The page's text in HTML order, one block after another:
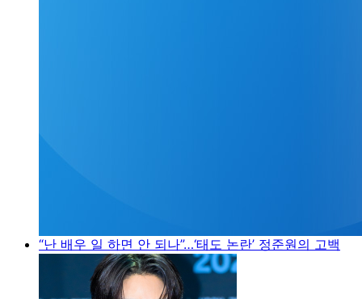
“난 배우 일 하면 안 되나”…‘태도 논란’ 정준원의 고백